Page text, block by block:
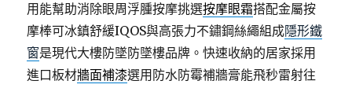
用能幫助消除眼周浮腫按摩挑選按摩眼霜搭配金屬按
摩棒可冰鎮舒緩IQOS與高張力不鏽鋼絲繩組成隱形鐵
窗是現代大樓防墜防墜樓品牌。快速收納的居家採用
進口板材牆面補漆選用防水防霉補牆膏能飛秒雷射往